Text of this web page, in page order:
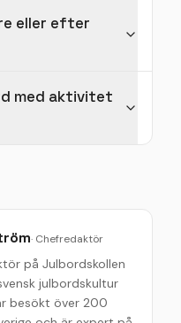
eller efter
med aktivitet
· Chefredaktör
på Julbordskollen
julbordskultur
besökt över 200